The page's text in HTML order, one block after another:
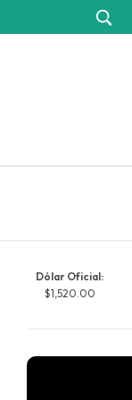
Dólar Oficial:
$1,520.00